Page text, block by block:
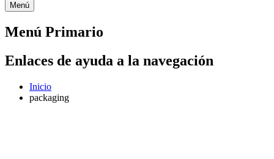
Categoría:
Menú
Menú Primario
Enlaces de ayuda a la navegación
Inicio
packaging